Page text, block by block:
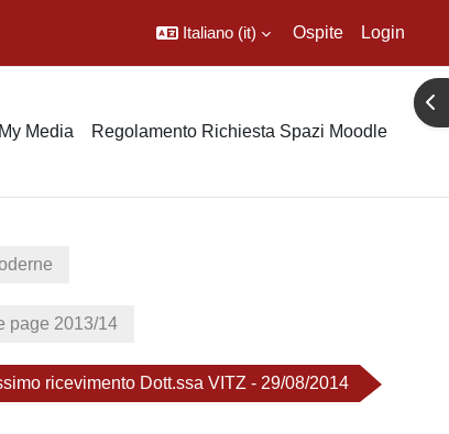
Italiano ‎(it)‎ Ospite Login
My Media Regolamento Richiesta Spazi Moodle
page 2013/14
ricevimento Dott.ssa VITZ - 29/08/2014